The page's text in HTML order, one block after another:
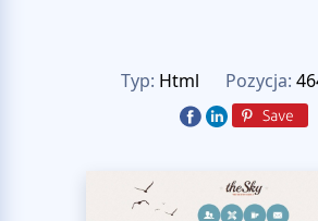
Typ: Html Pozycja: